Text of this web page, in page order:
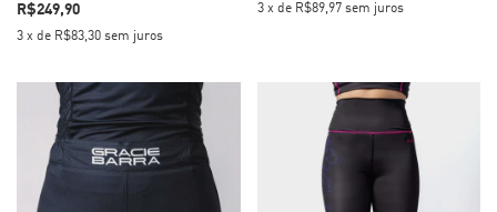
R$249,90
3 x de R$83,30 sem juros
3 x de R$89,97 sem juros